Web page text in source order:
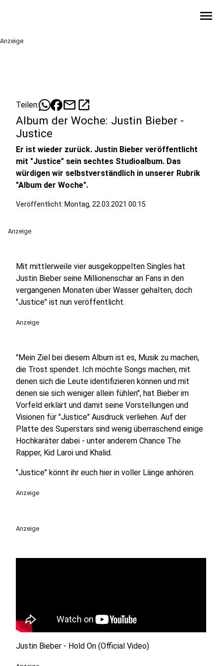
menu
Anzeige
Teilen: mailopen_in_new
Album der Woche: Justin Bieber -
Justice
Er ist wieder zurück. Justin Bieber veröffentlicht
mit "Justice" sein sechtes Studioalbum. Das
würdigen wir selbstverständlich in unserer Rubrik
"Album der Woche".
Veröffentlicht: Montag, 22.03.2021 00:15
Anzeige
Mit mittlerweile vier ausgekoppelten Singles hat
Justin Bieber seine Millionenschar an Fans in den
vergangenen Monaten über Wasser gehalten, doch
"Justice" ist nun veröffentlicht.
Anzeige
"Mein Ziel bei diesem Album ist es, Musik zu machen,
die Trost spendet. Ich möchte Songs machen, mit
denen sich die Leute identifizieren können und mit
denen sie sich weniger allein fühlen", hat Bieber im
Vorfeld erklärt und damit seine Vorstellungen und
Visionen für "Justice" Ausdruck verliehen. Auf der
Platte des Superstars sind wenig überraschend einige
Hochkaräter dabei - unter anderem Chance The
Rapper, Kid Laroi und Khalid.
"Justice" könnt ihr euch hier in voller Länge anhören.
Anzeige
Anzeige
Justin Bieber - Hold On (Official Video)